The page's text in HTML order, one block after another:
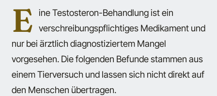
E ine Testosteron-Behandlung ist ein
verschreibungspflichtiges Medikament und
nur bei ärztlich diagnostiziertem Mangel
vorgesehen. Die folgenden Befunde stammen aus
einem Tierversuch und lassen sich nicht direkt auf
den Menschen übertragen.